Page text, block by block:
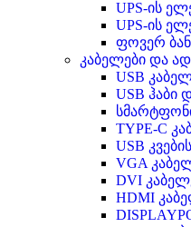
UPS-ის
UPS-ის
ფოვერ
კაბელები და
USB
USB ჰაბი
TYPE-C
USB
VGA
DVI
HDMI